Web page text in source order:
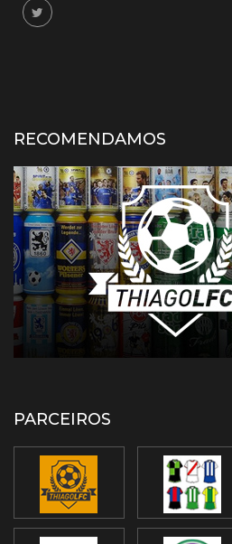
RECOMENDAMOS
PARCEIROS